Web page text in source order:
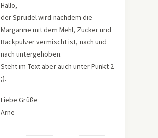
Hallo,
der Sprudel wird nachdem die
Margarine mit dem Mehl, Zucker und
Backpulver vermischt ist, nach und
nach untergehoben.
Steht im Text aber auch unter Punkt 2
;).
Liebe Grüße
Arne